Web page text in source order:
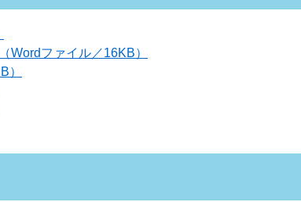
Wordファイル／16KB）
）